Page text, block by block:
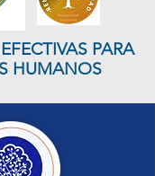
PARA
HUMANOS